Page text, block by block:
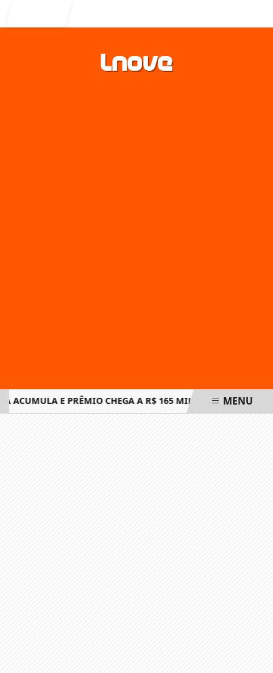
ACUMULA E PRÊMIO CHEGA A R$ 165 MILHÕES EM NOVO
MENU